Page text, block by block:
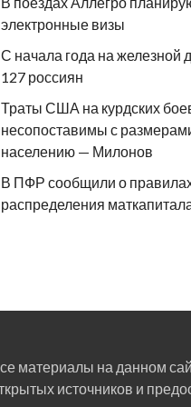
электронные визы
С начала года на железной
127 россиян
Траты США на курдских
несопоставимы с
населению — Милонов
В ПФР сообщили о
распределения
материалы на данном
источников и